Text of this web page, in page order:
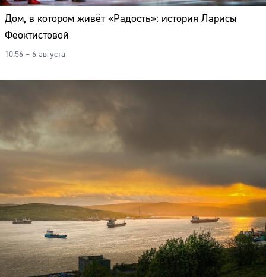
Дом, в котором живёт «Радость»: история Ларисы
Феоктистовой
10:56 – 6 августа